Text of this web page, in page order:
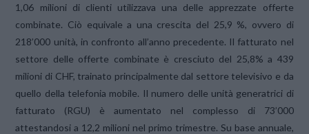
1,06 milioni di clienti utilizzava una delle apprezzate offerte
combinate. Ciò equivale a una crescita del 25,9 %, ovvero di
218’000 unità, in confronto all’anno precedente. Il fatturato nel
settore delle offerte combinate è cresciuto del 25,8% a 439
milioni di CHF, trainato principalmente dal settore televisivo e da
quello della telefonia mobile. Il numero delle unità generatrici di
fatturato (RGU) è aumentato nel complesso di 73’000
attestandosi a 12,2 milioni nel primo trimestre. Su base annuale,